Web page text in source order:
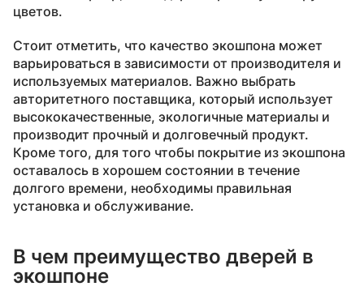
цветов.
Стоит отметить, что качество экошпона может
варьироваться в зависимости от производителя и
используемых материалов. Важно выбрать
авторитетного поставщика, который использует
высококачественные, экологичные материалы и
производит прочный и долговечный продукт.
Кроме того, для того чтобы покрытие из экошпона
оставалось в хорошем состоянии в течение
долгого времени, необходимы правильная
установка и обслуживание.
В чем преимущество дверей в
экошпоне